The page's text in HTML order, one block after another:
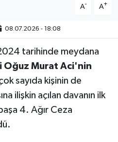
A- A+
08.07.2026 - 18:08
tarihinde meydana
Oğuz Murat Aci'nin
sayıda kişinin de
ilişkin açılan davanın ilk
4. Ağır Ceza